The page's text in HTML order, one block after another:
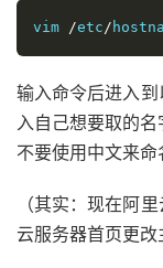
vim
/etc /
输入命令后进入
入自己想要取的
不要使用中文来命
（其实：现在阿
云服务器首页更改